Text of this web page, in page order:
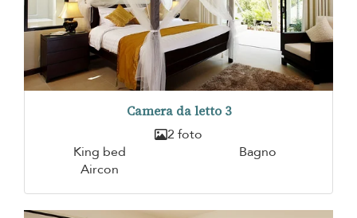
Camera da letto 3
2 foto
King bed
Bagno
Aircon